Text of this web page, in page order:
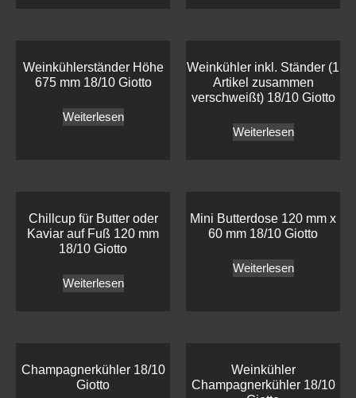
Weinkühlerständer Höhe
675 mm 18/10 Giotto
Weiterlesen
Weinkühler inkl. Ständer (1
Artikel zusammen
verschweißt) 18/10 Giotto
Weiterlesen
Chillcup für Butter oder
Kaviar auf Fuß 120 mm
18/10 Giotto
Weiterlesen
Mini Butterdose 120 mm x
60 mm 18/10 Giotto
Weiterlesen
Champagnerkühler 18/10
Giotto
Weinkühler
Champagnerkühler 18/10